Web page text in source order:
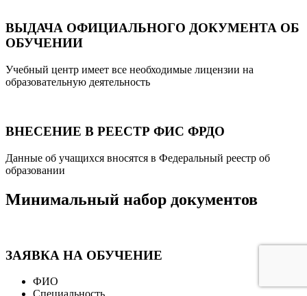
ВЫДАЧА ОФИЦИАЛЬНОГО ДОКУМЕНТА ОБ
ОБУЧЕНИИ
Учебный центр имеет все необходимые лицензии на
образовательную деятельность
ВНЕСЕНИЕ В РЕЕСТР ФИС ФРДО
Данные об учащихся вносятся в Федеральный реестр об
образовании
Минимальный набор документов
ЗАЯВКА НА ОБУЧЕНИЕ
ФИО